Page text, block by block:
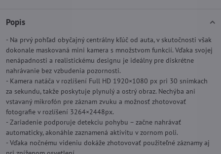
Popis
- Na prvý pohľad obyčajný centrálny kľúč od auta, v skutočnosti však
dokonale maskovaná mini kamera s množstvom funkcií. Vďaka svojej
nenápadnosti a realistickému designu je ideálny pre diskrétne
nahrávanie bez vzbudenia pozornosti.
- Kamera natáča v rozlíšení Full HD 1920×1080 px pri 30 snímkach
za sekundu, takže poskytuje plynulý a ostrý obraz. Nechýba ani
vstavaný mikrofón pre záznam zvuku a možnosť zhotovovať
fotografie v rozlíšení 3264×2448px.
- Zariadenie podporuje detekciu pohybu – začne nahrávať
automaticky, akonáhle zaznamená aktivitu v zornom poli.
- Vďaka nočnému videniu dokáže zhotovovať použiteľné záznamy aj